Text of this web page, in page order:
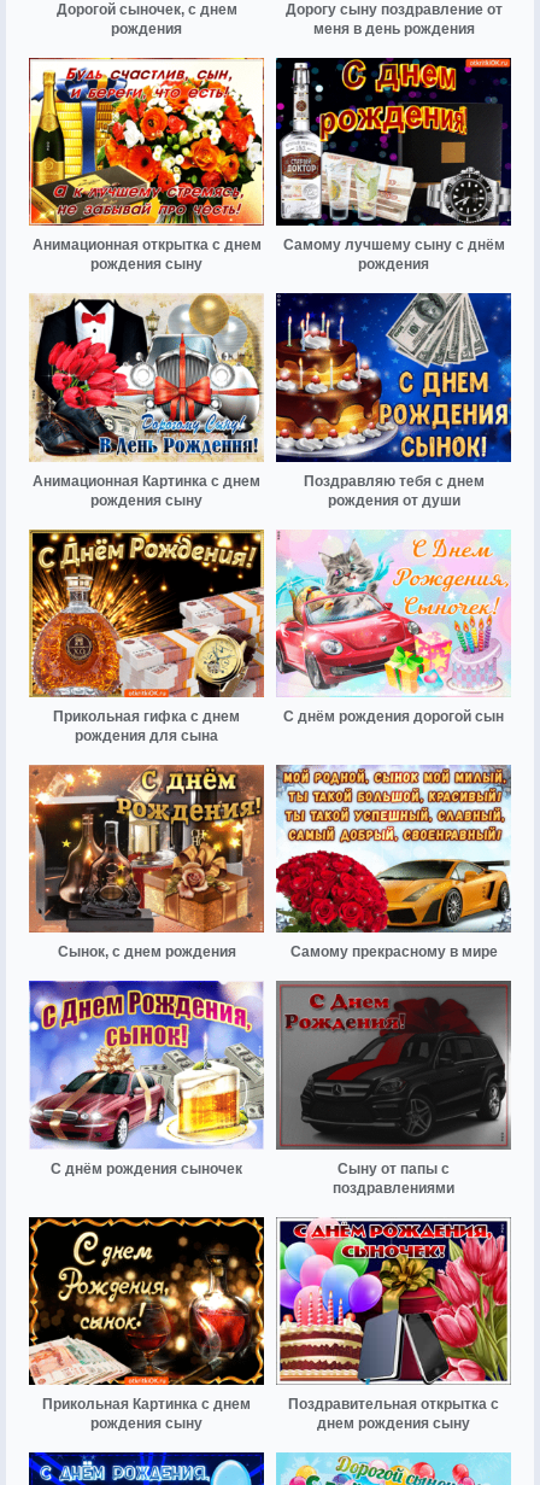
Дорогой сыночек, с днем
рождения
Дорогу сыну поздравление от
меня в день рождения
Анимационная открытка с днем
рождения сыну
Самому лучшему сыну с днём
рождения
Анимационная Картинка с днем
рождения сыну
Поздравляю тебя с днем
рождения от души
Прикольная гифка с днем
рождения для сына
С днём рождения дорогой сын
Сынок, с днем рождения Самому прекрасному в мире
С днём рождения сыночек
Сыну от папы с
поздравлениями
Прикольная Картинка с днем
рождения сыну
Поздравительная открытка с
днем рождения сыну